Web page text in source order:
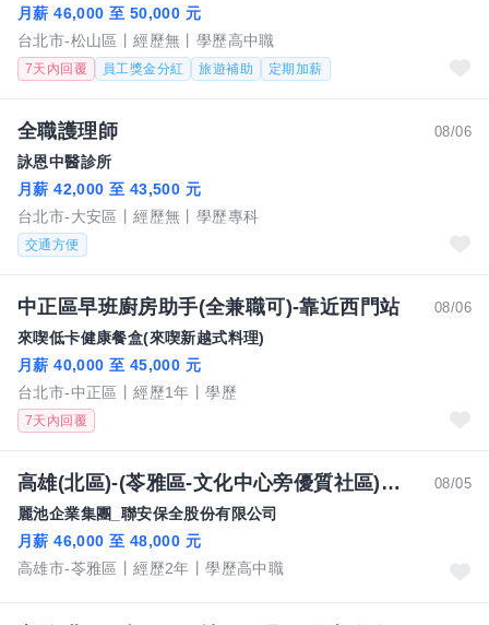
月薪 46,000 至 50,000 元
台北市-松山區
經歷無 學歷高中職
7天內回覆 員工獎金分紅 旅遊補助 定期加薪
08/06
全職護理師
詠恩中醫診所
月薪 42,000 至 43,500 元
台北市-大安區
經歷無 學歷專科
交通方便
08/06
中正區早班廚房助手(全兼職可)-靠近西門站
來喫低卡健康餐盒(來喫新越式料理)
月薪 40,000 至 45,000 元
台北市-中正區
經歷1年 學歷
7天內回覆
08/05
高雄(北區)-(苓雅區-文化中心旁優質社區)保全員(晚班)-46000-48000元/月-賴副處長
麗池企業集團_聯安保全股份有限公司
月薪 46,000 至 48,000 元
高雄市-苓雅區
經歷2年 學歷高中職